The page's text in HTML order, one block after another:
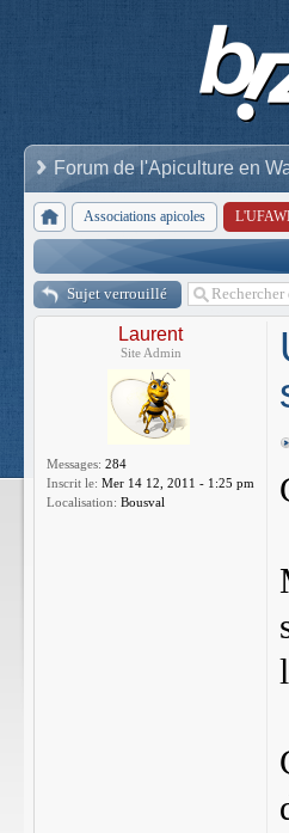
Forum de l'Apiculture en
Associations apicoles
Sujet verrouillé
Laurent
Site Admin
Messages: 284
Inscrit le: Mer 14 12, 2011 - 1:25 pm
Localisation: Bousval